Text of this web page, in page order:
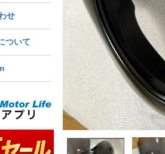
せ
ついて